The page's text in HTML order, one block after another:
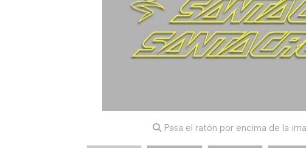
Pasa el ratón por encima de la